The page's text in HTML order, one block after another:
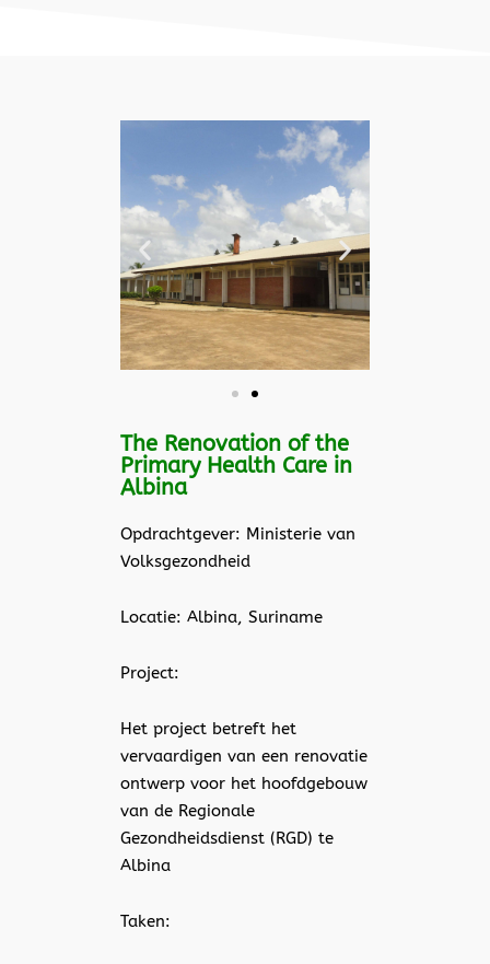
The Renovation of the
Primary Health Care in
Albina
Opdrachtgever: Ministerie van
Volksgezondheid
Locatie: Albina, Suriname
Project:
Het project betreft het
vervaardigen van een renovatie
ontwerp voor het hoofdgebouw
van de Regionale
Gezondheidsdienst (RGD) te
Albina
Taken: